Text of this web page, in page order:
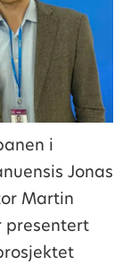
i
Jonas
Martin
presentert